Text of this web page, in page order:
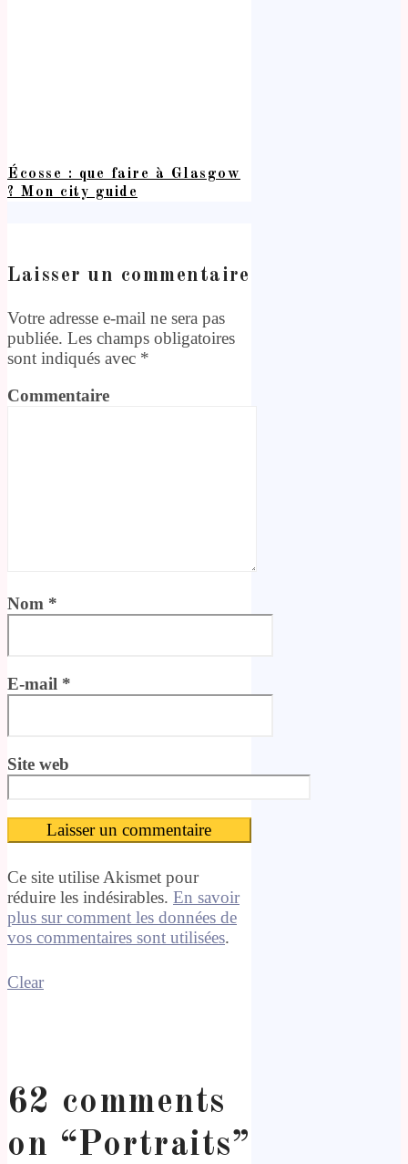
Écosse : que faire à Glasgow
? Mon city guide
Laisser un commentaire
Votre adresse e-mail ne sera pas
publiée. Les champs obligatoires
sont indiqués avec *
Commentaire
Nom *
E-mail *
Site web
Ce site utilise Akismet pour
réduire les indésirables. En savoir
plus sur comment les données de
vos commentaires sont utilisées.
Clear
62 comments
on “Portraits”